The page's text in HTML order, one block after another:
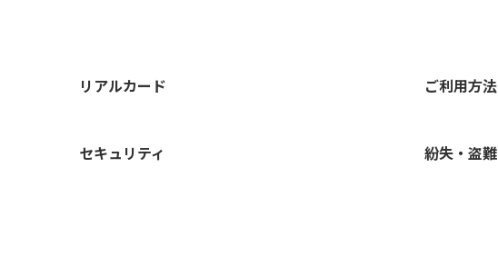
リアルカード ご利用方法
セキュリティ 紛失・盗難